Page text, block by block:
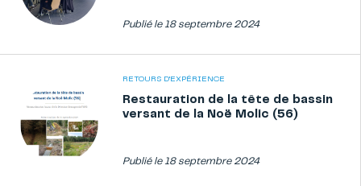
Publié le 18 septembre 2024
RETOURS D'EXPÉRIENCE
Restauration de la tête de bassin
versant de la Noë Molic (56)
Publié le 18 septembre 2024